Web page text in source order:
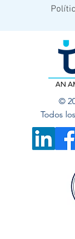
©
Todos